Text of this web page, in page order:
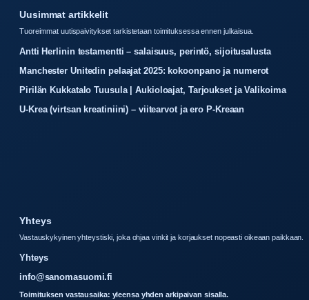
Uusimmat artikkelit
Tuoreimmat uutispaivitykset tarkistetaan toimituksessa ennen julkaisua.
Antti Herlinin testamentti – salaisuus, perintö, sijoitusalusta
Manchester Unitedin pelaajat 2025: kokoonpano ja numerot
Pirilän Kukkatalo Tuusula | Aukioloajat, Tarjoukset ja Valikoima
U-Krea (virtsan kreatiniini) – viitearvot ja ero P-Kreaan
Yhteys
Vastauskykyinen yhteystiski, joka ohjaa vinkit ja korjaukset nopeasti oikeaan paikkaan.
Yhteys
info@sanomasuomi.fi
Toimituksen vastausaika: yleensa yhden arkipaivan sisalla.